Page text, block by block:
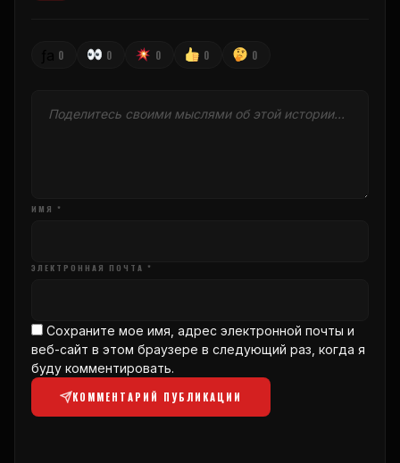
0 0 0 0 0
ИМЯ *
ЭЛЕКТРОННАЯ ПОЧТА *
Сохраните мое имя, адрес электронной почты и
веб-сайт в этом браузере в следующий раз, когда я
буду комментировать.
КОММЕНТАРИЙ ПУБЛИКАЦИИ